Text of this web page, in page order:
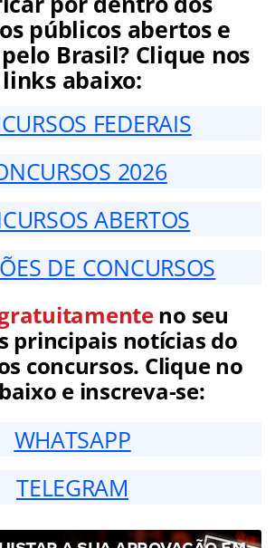
públicos abertos e
Brasil? Clique nos
links abaixo:
FEDERAIS
2026
ABERTOS
DE CONCURSOS
no seu
principais notícias do
concursos. Clique no
e inscreva-se:
WHATSAPP
TELEGRAM